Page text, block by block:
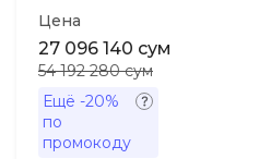
Цена
27 096 140 сум
54 192 280 сум
Ещё -20%
по
промокоду